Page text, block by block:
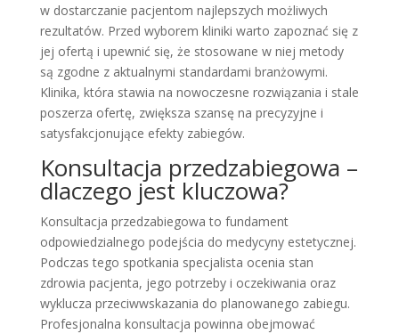
w dostarczanie pacjentom najlepszych możliwych
rezultatów. Przed wyborem kliniki warto zapoznać się z
jej ofertą i upewnić się, że stosowane w niej metody
są zgodne z aktualnymi standardami branżowymi.
Klinika, która stawia na nowoczesne rozwiązania i stale
poszerza ofertę, zwiększa szansę na precyzyjne i
satysfakcjonujące efekty zabiegów.
Konsultacja przedzabiegowa –
dlaczego jest kluczowa?
Konsultacja przedzabiegowa to fundament
odpowiedzialnego podejścia do medycyny estetycznej.
Podczas tego spotkania specjalista ocenia stan
zdrowia pacjenta, jego potrzeby i oczekiwania oraz
wyklucza przeciwwskazania do planowanego zabiegu.
Profesjonalna konsultacja powinna obejmować